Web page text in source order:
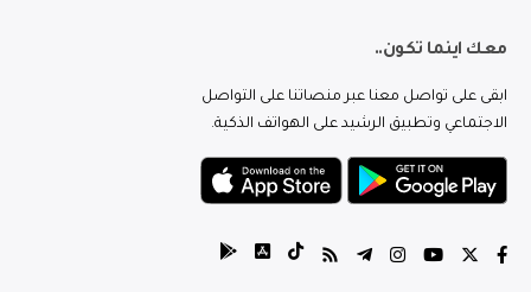
معك اينما تكون..
ابقى على تواصل معنا عبر منصاتنا على التواصل
الاجتماعي وتطبيق الرشيد على الهواتف الذكية.